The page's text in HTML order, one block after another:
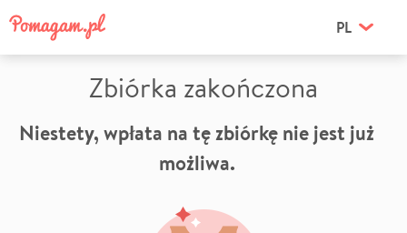
PL
Zbiórka zakończona
Niestety, wpłata na tę zbiórkę nie jest już
możliwa.